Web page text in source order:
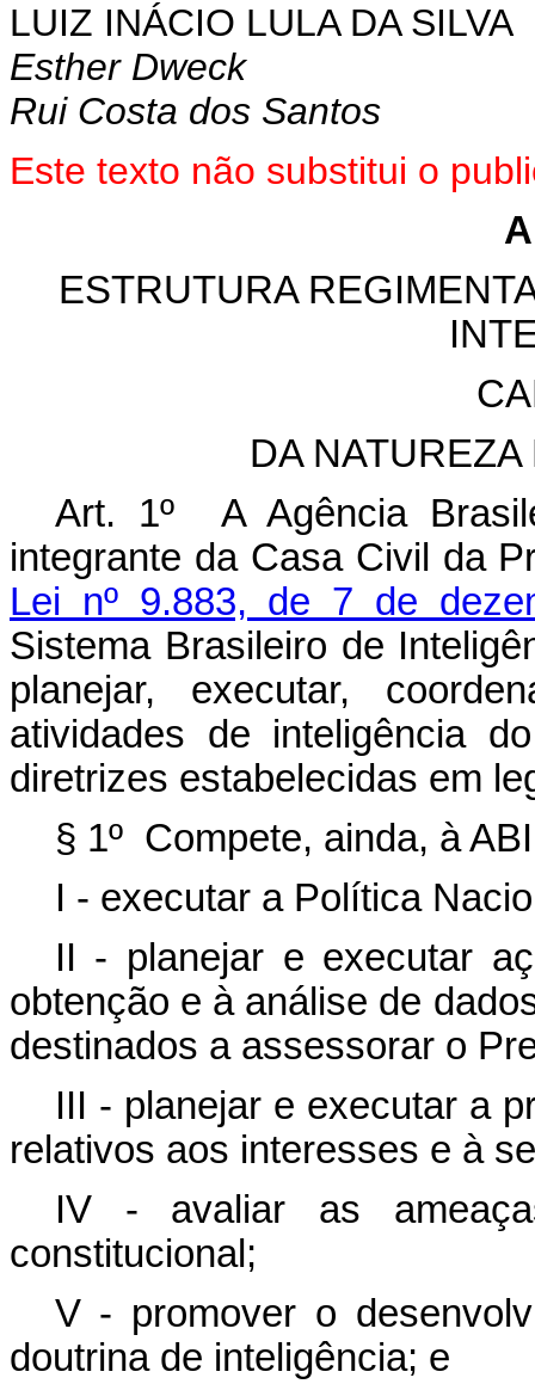
LUIZ INÁCIO LULA DA SILVA
Esther Dweck
Rui Costa dos Santos
Este texto não substitui o
ESTRUTURA
DA
Art. 1º A Agência
integrante da Casa Civil da
Lei nº 9.883, de 7 de
Sistema Brasileiro de
planejar, executar,
atividades de inteligência
diretrizes estabelecidas em
§ 1º Compete, ainda, à
I - executar a Política
II - planejar e executar
obtenção e à análise de
destinados a assessorar o
III - planejar e executar a
relativos aos interesses e à
IV - avaliar as
constitucional;
V - promover o
doutrina de inteligência; e